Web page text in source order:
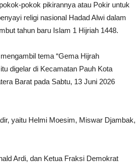
pokok pikirannya atau Pokir untuk
religi nasional Hadad Alwi dalam
tahun baru Islam 1 Hijriah 1448.
tema “Gema Hijrah
digelar di Kecamatan Pauh Kota
Barat pada Sabtu, 13 Juni 2026
yaitu Helmi Moesim, Miswar Djambak,
Ardi, dan Ketua Fraksi Demokrat